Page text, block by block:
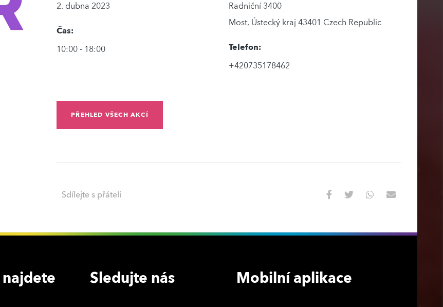
2. dubna 2023
Čas:
10:00 - 18:00
Radniční 3400
Most, Ústecký kraj 43401 Czech Republic
Telefon:
+420735178462
PŘEHLED VŠECH AKCÍ
Sdílejte s přáteli
najdete Sledujte nás Mobilní aplikace